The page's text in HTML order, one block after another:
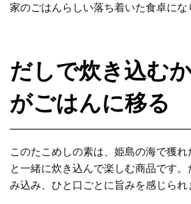
家のごはんらしい落ち着いた食卓にな
だしで炊き込む
がごはんに移る
このたこめしの素は、姫島の海で獲
と一緒に炊き込んで楽しむ商品です
み込み、ひと口ごとに旨みを感じられ